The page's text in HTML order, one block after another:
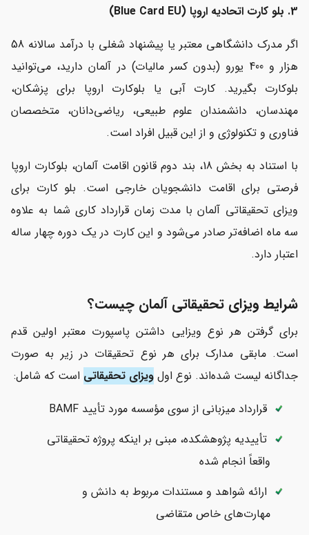
3. بلو کارت اتحادیه اروپا (Blue Card EU)
اگر مدرک دانشگاهی معتبر یا پیشنهاد شغلی با درآمد سالانه 58
هزار و 400 یورو (بدون کسر مالیات) در آلمان دارید، می‌توانید
بلوکارت بگیرید. کارت آبی یا بلوکارت اروپا برای پزشکان،
مهندسان، دانشمندان علوم طبیعی، ریاضی‌دانان، متخصصان
فناوری و تکنولوژی و از این قبیل افراد است.
با استناد به بخش 18، بند دوم قانون اقامت آلمان، بلوکارت اروپا
فرصتی برای اقامت دانشجویان خارجی است. بلو کارت برای
ویزای تحقیقاتی آلمان با مدت زمان قرارداد کاری شما به علاوه
سه ماه اضافه‌تر صادر می‌شود و این کارت در یک دوره چهار ساله
اعتبار دارد.
شرایط ویزای تحقیقاتی آلمان چیست؟
برای گرفتن هر نوع ویزایی داشتن پاسپورت معتبر اولین قدم
است. مابقی مدارک برای هر نوع تحقیقات در زیر به صورت
جداگانه لیست شده‌اند. نوع اول ویزای تحقیقاتی است که شامل:
قرارداد میزبانی از سوی مؤسسه مورد تأیید BAMF
تأییدیه پژوهشکده، مبنی بر اینکه پروژه تحقیقاتی
واقعاً انجام شده
ارائه شواهد و مستندات مربوط به دانش و
مهارت‌های خاص متقاضی